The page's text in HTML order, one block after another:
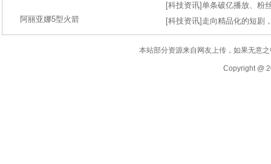
阿丽亚娜5型火箭
[科技资讯]单条破亿播放、粉
[科技资讯] 走向精品化的短剧
本站部分资源来自网友上传，如果无意
Copyright @